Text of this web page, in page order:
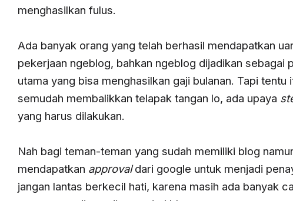
menghasilkan fulus.
Ada banyak orang yang telah berhasil mendapatkan
pekerjaan ngeblog, bahkan ngeblog dijadikan sebagai
utama yang bisa menghasilkan gaji bulanan. Tapi tentu
semudah membalikkan telapak tangan lo, ada upaya
yang harus dilakukan.
Nah bagi teman-teman yang sudah memiliki blog
mendapatkan approvaldari google untuk menjadi
jangan lantas berkecil hati, karena masih ada banyak